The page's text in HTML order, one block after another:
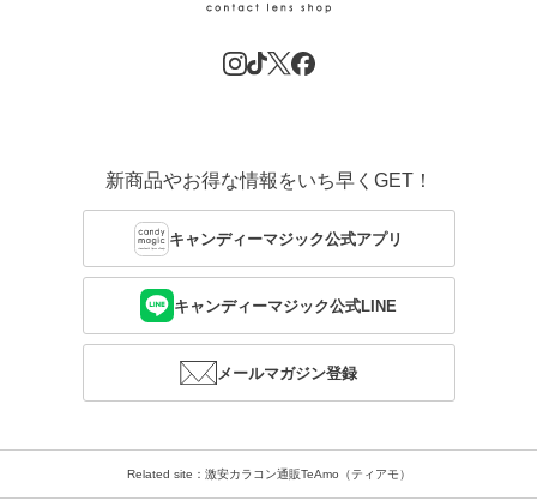
新商品やお得な情報をいち早くGET！
キャンディーマジック公式アプリ
キャンディーマジック公式LINE
メールマガジン登録
Related site：激安カラコン通販TeAmo（ティアモ）